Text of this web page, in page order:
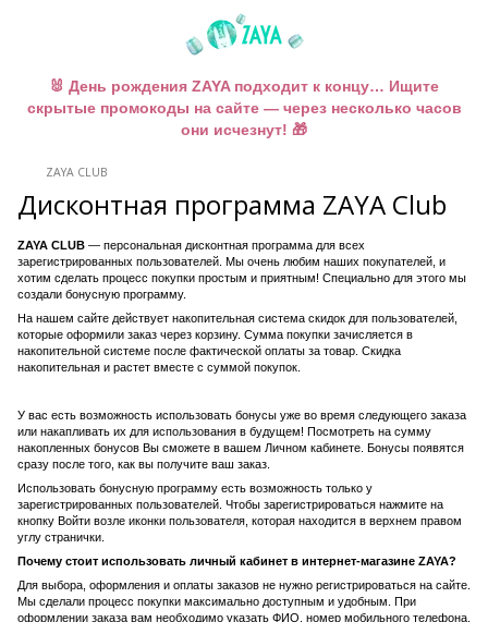
🐰 День рождения ZAYA подходит к концу… Ищите
скрытые промокоды на сайте — через несколько часов
они исчезнут! 🎁
ZAYA CLUB
Дисконтная программа ZAYA Club
ZAYA CLUB — персональная дисконтная программа для всех
зарегистрированных пользователей. Мы очень любим наших покупателей, и
хотим сделать процесс покупки простым и приятным! Специально для этого мы
создали бонусную программу.
На нашем сайте действует накопительная система скидок для пользователей,
которые оформили заказ через корзину. Сумма покупки зачисляется в
накопительной системе после фактической оплаты за товар. Скидка
накопительная и растет вместе с суммой покупок.
У вас есть возможность использовать бонусы уже во время следующего заказа
или накапливать их для использования в будущем! Посмотреть на сумму
накопленных бонусов Вы сможете в вашем Личном кабинете. Бонусы появятся
сразу после того, как вы получите ваш заказ.
Использовать бонусную программу есть возможность только у
зарегистрированных пользователей. Чтобы зарегистрироваться нажмите на
кнопку Войти возле иконки пользователя, которая находится в верхнем правом
углу странички.
Почему стоит использовать личный кабинет в интернет-магазине ZAYA?
Для выбора, оформления и оплаты заказов не нужно регистрироваться на сайте.
Мы сделали процесс покупки максимально доступным и удобным. При
оформлении заказа вам необходимо указать ФИО, номер мобильного телефона,